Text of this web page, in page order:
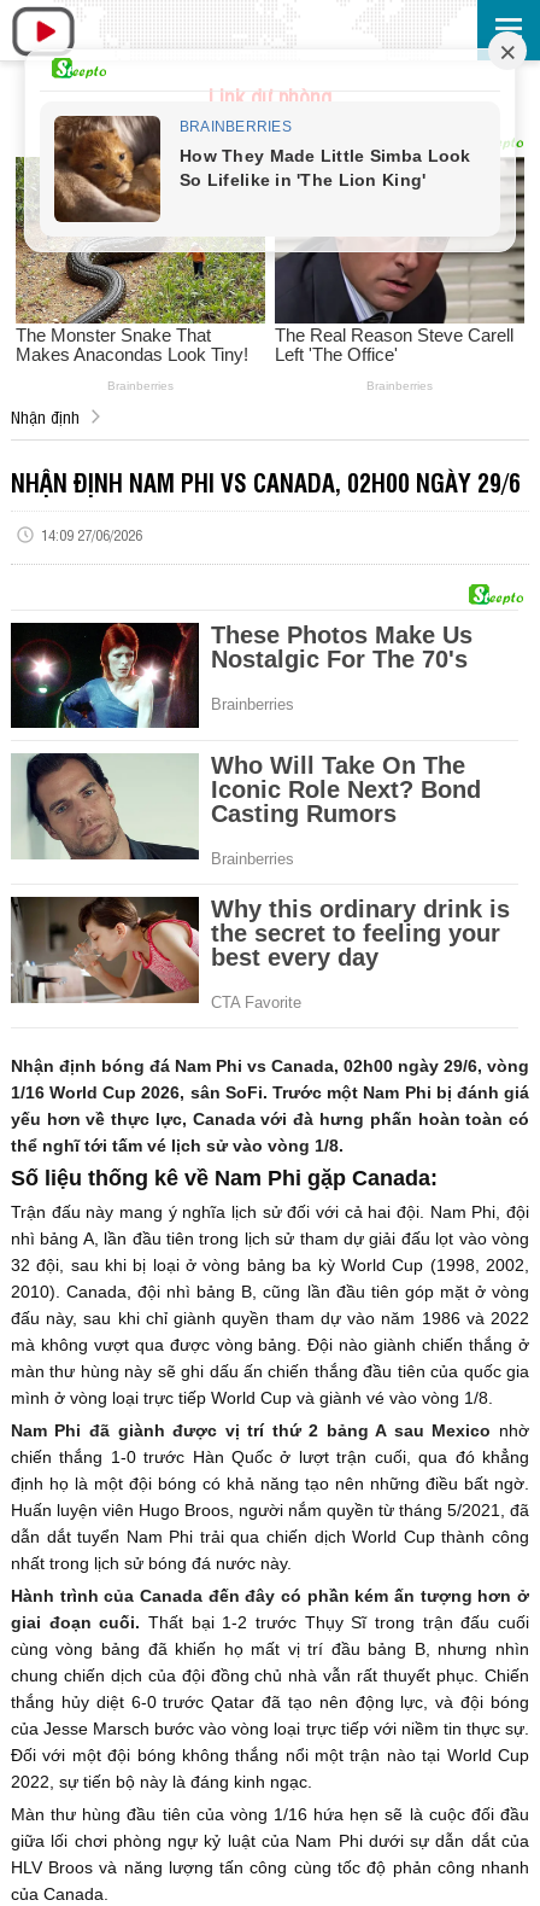
Link dự phòng
Nhận định
NHẬN ĐỊNH NAM PHI VS CANADA, 02H00 NGÀY 29/6
14:09 27/06/2026
Nhận định bóng đá Nam Phi vs Canada, 02h00 ngày 29/6, vòng
1/16 World Cup 2026, sân SoFi. Trước một Nam Phi bị đánh giá
yếu hơn về thực lực, Canada với đà hưng phấn hoàn toàn có
thể nghĩ tới tấm vé lịch sử vào vòng 1/8.
Số liệu thống kê về Nam Phi gặp Canada:
Trận đấu này mang ý nghĩa lịch sử đối với cả hai đội. Nam Phi, đội
nhì bảng A, lần đầu tiên trong lịch sử tham dự giải đấu lọt vào vòng
32 đội, sau khi bị loại ở vòng bảng ba kỳ World Cup (1998, 2002,
2010). Canada, đội nhì bảng B, cũng lần đầu tiên góp mặt ở vòng
đấu này, sau khi chỉ giành quyền tham dự vào năm 1986 và 2022
mà không vượt qua được vòng bảng. Đội nào giành chiến thắng ở
màn thư hùng này sẽ ghi dấu ấn chiến thắng đầu tiên của quốc gia
mình ở vòng loại trực tiếp World Cup và giành vé vào vòng 1/8.
Nam Phi đã giành được vị trí thứ 2 bảng A sau Mexico nhờ
chiến thắng 1-0 trước Hàn Quốc ở lượt trận cuối, qua đó khẳng
định họ là một đội bóng có khả năng tạo nên những điều bất ngờ.
Huấn luyện viên Hugo Broos, người nắm quyền từ tháng 5/2021, đã
dẫn dắt tuyển Nam Phi trải qua chiến dịch World Cup thành công
nhất trong lịch sử bóng đá nước này.
Hành trình của Canada đến đây có phần kém ấn tượng hơn ở
giai đoạn cuối. Thất bại 1-2 trước Thụy Sĩ trong trận đấu cuối
cùng vòng bảng đã khiến họ mất vị trí đầu bảng B, nhưng nhìn
chung chiến dịch của đội đồng chủ nhà vẫn rất thuyết phục. Chiến
thắng hủy diệt 6-0 trước Qatar đã tạo nên động lực, và đội bóng
của Jesse Marsch bước vào vòng loại trực tiếp với niềm tin thực sự.
Đối với một đội bóng không thắng nổi một trận nào tại World Cup
2022, sự tiến bộ này là đáng kinh ngạc.
Màn thư hùng đầu tiên của vòng 1/16 hứa hẹn sẽ là cuộc đối đầu
giữa lối chơi phòng ngự kỷ luật của Nam Phi dưới sự dẫn dắt của
HLV Broos và năng lượng tấn công cùng tốc độ phản công nhanh
của Canada.